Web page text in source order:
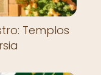
Templos